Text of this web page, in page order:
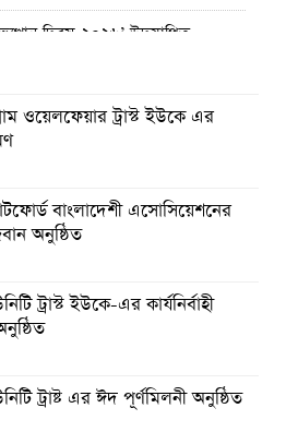
দিবস-২০২৬’ উদযাপিত
দেশেই হবে, সে যত শক্তিশালীই হোক
দিবসে ব্যারিস্টার মীর হেলাল
মাফিয়া ও দুর্বৃত্তায়নের
জুলাই-আগস্ট প্রত্যাশা আর প্রাপ্তি
ভেতরে তহশিলদার
ওয়েলফেয়ার ট্রাস্ট ইউকে এর
বাংলাদেশী এসোসিয়েশনের
অনুষ্ঠিত
ট্রাস্ট ইউকে-এর কার্যনির্বাহী
ট্রাষ্ট এর ঈদ পূর্ণমিলনী অনুষ্ঠিত